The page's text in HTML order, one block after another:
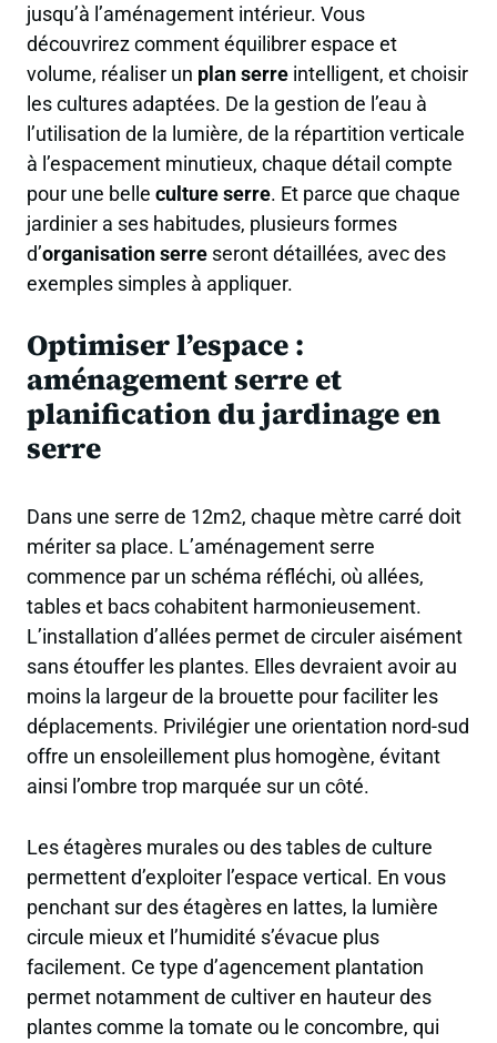
jusqu’à l’aménagement intérieur. Vous
découvrirez comment équilibrer espace et
volume, réaliser un plan serre intelligent, et choisir
les cultures adaptées. De la gestion de l’eau à
l’utilisation de la lumière, de la répartition verticale
à l’espacement minutieux, chaque détail compte
pour une belle culture serre. Et parce que chaque
jardinier a ses habitudes, plusieurs formes
d’organisation serre seront détaillées, avec des
exemples simples à appliquer.
Optimiser l’espace :
aménagement serre et
planification du jardinage en
serre
Dans une serre de 12m2, chaque mètre carré doit
mériter sa place. L’aménagement serre
commence par un schéma réfléchi, où allées,
tables et bacs cohabitent harmonieusement.
L’installation d’allées permet de circuler aisément
sans étouffer les plantes. Elles devraient avoir au
moins la largeur de la brouette pour faciliter les
déplacements. Privilégier une orientation nord-sud
offre un ensoleillement plus homogène, évitant
ainsi l’ombre trop marquée sur un côté.
Les étagères murales ou des tables de culture
permettent d’exploiter l’espace vertical. En vous
penchant sur des étagères en lattes, la lumière
circule mieux et l’humidité s’évacue plus
facilement. Ce type d’agencement plantation
permet notamment de cultiver en hauteur des
plantes comme la tomate ou le concombre, qui